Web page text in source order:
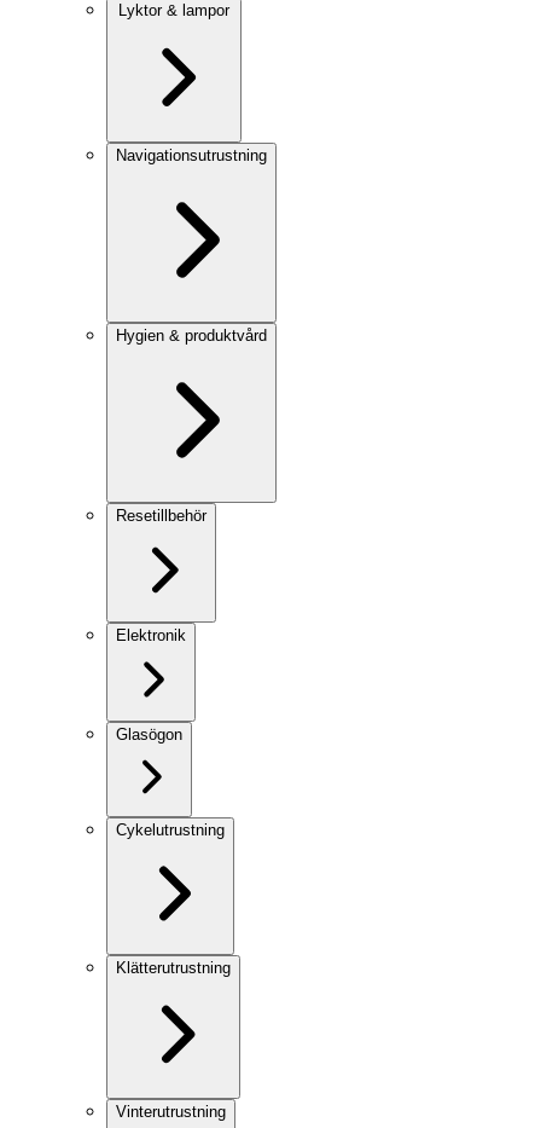
Lyktor & lampor
Navigationsutrustning
Hygien & produktvård
Resetillbehör
Elektronik
Glasögon
Cykelutrustning
Klätterutrustning
Vinterutrustning